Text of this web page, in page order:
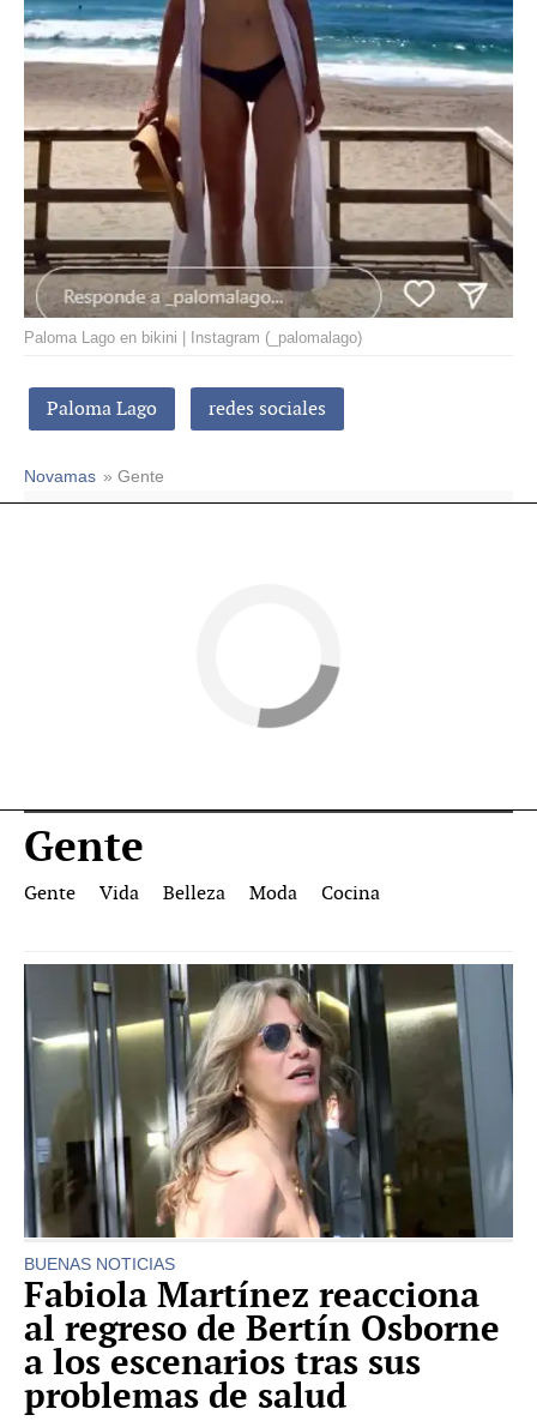
Paloma Lago en bikini | Instagram (_palomalago)
Paloma Lago redes sociales
Novamas » Gente
Gente
Gente Vida Belleza Moda Cocina
BUENAS NOTICIAS
Fabiola Martínez reacciona
al regreso de Bertín Osborne
a los escenarios tras sus
problemas de salud